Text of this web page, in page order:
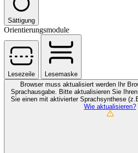
Sättigung
Orientierungsmodule
Lesezeile
Lesemaske
Browser muss aktualisiert werden Ihr
Sprachausgabe. Bitte aktualisieren Sie
Sie einen mit aktivierter Sprachsynthese
Wie aktualisieren?